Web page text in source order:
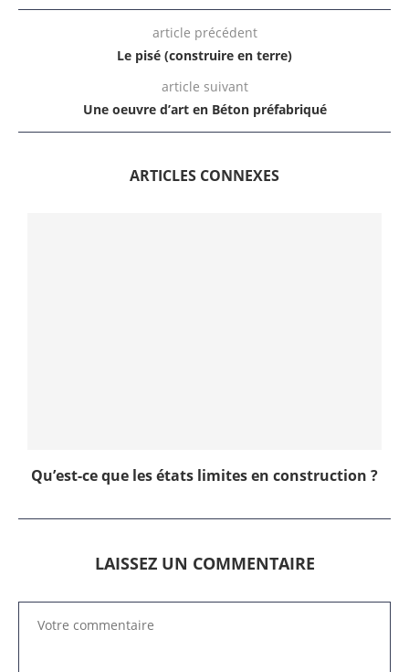
article précédent
Le pisé (construire en terre)
article suivant
Une oeuvre d’art en Béton préfabriqué
ARTICLES CONNEXES
Qu’est-ce que les états limites en construction ?
LAISSEZ UN COMMENTAIRE